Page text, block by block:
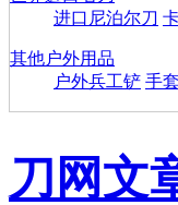
进口尼泊尔刀
其他户外用品
户外兵工铲 手
刀网文